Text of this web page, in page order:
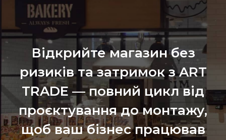
Відкрийте магазин без
ризиків та затримок з ART
TRADE — повний цикл від
проєктування до монтажу,
щоб ваш бізнес працював